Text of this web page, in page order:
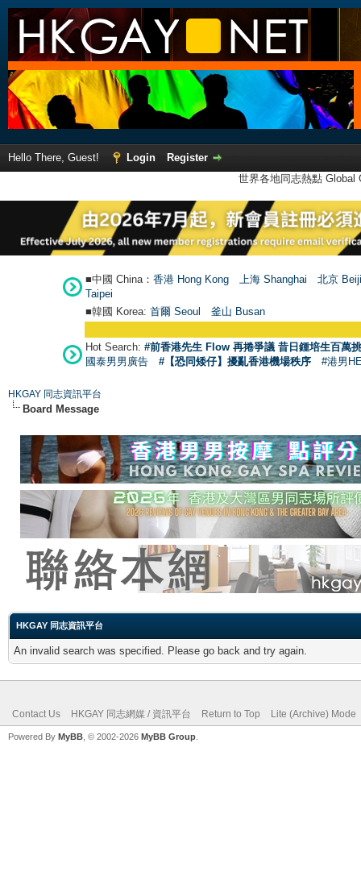
Hello There, Guest! Login
Register
世界各地同志熱點
■中國 China： 香港 Hong Kong 上海 Shanghai
北京
Taipei
■韓國 Korea: 首爾 Seoul 釜山 Busan
Hot Search: #前香港先生 Flow 再捲爭議 昔日鍾培生百萬
國泰男男廣告
#【恐同矮仔】擾亂香港機場秩序 #港男
HKGAY 同志資訊平台
Board Message
HKGAY 同志資訊平台
An invalid search was specified. Please go back and try again.
Contact Us HKGAY 同志網媒 / 資訊平台 Return to Top Lite (Archive) Mode
Powered By MyBB , © 2002-2026 MyBB Group